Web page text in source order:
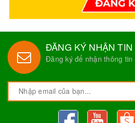
ĐĂNG KÝ NHẬN TIN
Đăng ký để nhận thông tin